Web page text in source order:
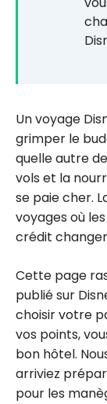
Un voyage
grimper le
quelle autre
vols et la
se paie cher.
voyages où
crédit
Cette page
publié sur
choisir votre
vos points,
bon hôtel.
arriviez
pour les